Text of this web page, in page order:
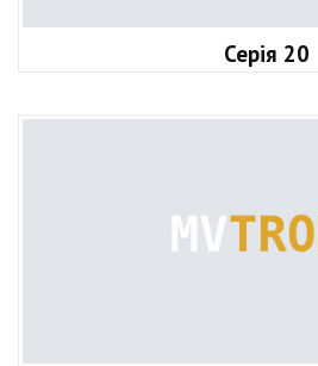
Серія 20